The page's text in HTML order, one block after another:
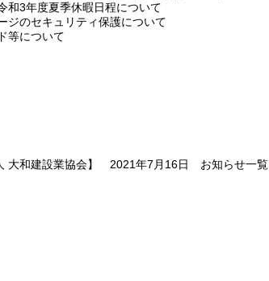
和3年度夏季休暇日程について
ジのセキュリティ保護について
等について
大和建設業協会】 2021年7月16日 お知らせ一覧